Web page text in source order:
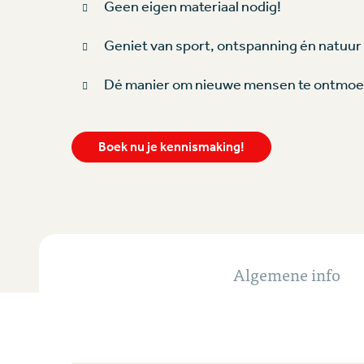
Geen eigen materiaal nodig!
Geniet van sport, ontspanning én natuur
Dé manier om nieuwe mensen te
Boek nu je kennismaking!
Algemene info